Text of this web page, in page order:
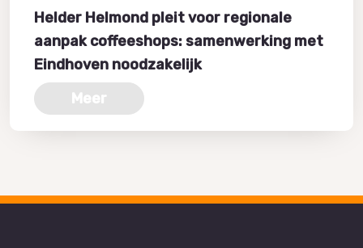
Helder Helmond pleit voor regionale
aanpak coffeeshops: samenwerking met
Eindhoven noodzakelijk
Meer